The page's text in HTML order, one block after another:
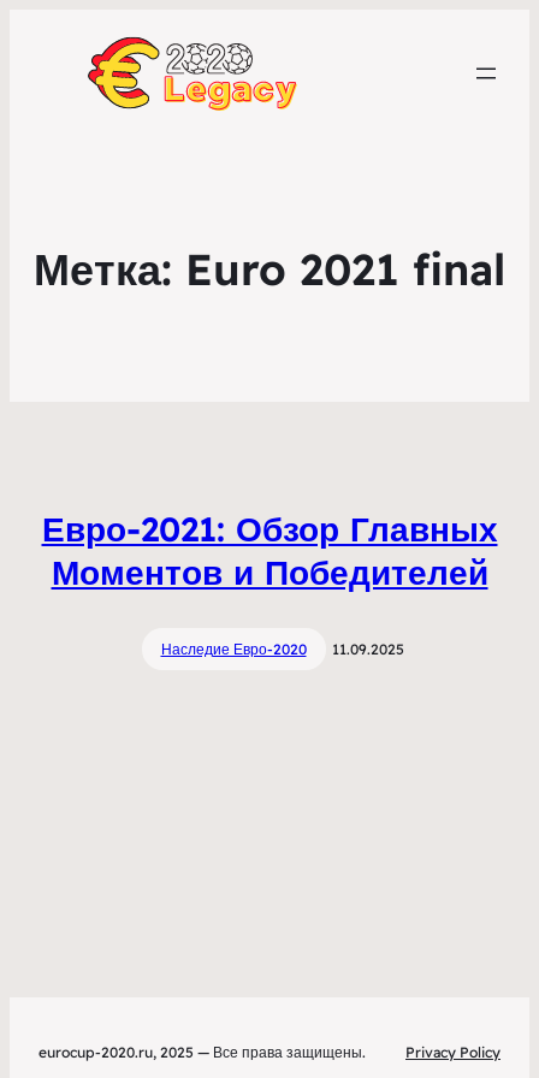
Метка: Euro 2021 final
Евро-2021: Обзор Главных
Моментов и Победителей
Наследие Евро-2020 11.09.2025
eurocup-2020.ru, 2025 — Все права защищены. Privacy Policy